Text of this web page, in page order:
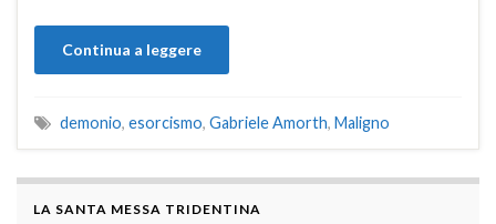
Continua a leggere
demonio, esorcismo, Gabriele Amorth, Maligno
LA SANTA MESSA TRIDENTINA